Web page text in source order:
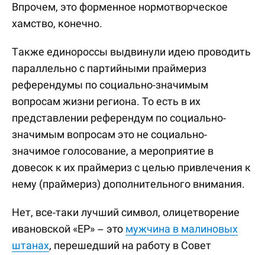
Впрочем, это форменное нормотворческое
хамство, конечно.
Также единороссы выдвинули идею проводить
параллельно с партийными праймериз
референдумы по социально-значимым
вопросам жизни региона. То есть в их
представлении референдум по социально-
значимым вопросам это не социально-
значимое голосование, а мероприятие в
довесок к их праймериз с целью привлечения к
нему (праймериз) дополнительного внимания.
Нет, все-таки лучший символ, олицетворение
ивановской «ЕР» – это мужчина в малиновых
штанах, перешедший на работу в Совет